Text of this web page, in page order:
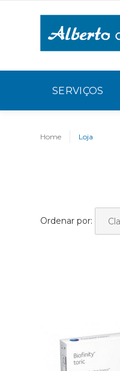
SERVIÇOS
Home Loja
Ordenar por: